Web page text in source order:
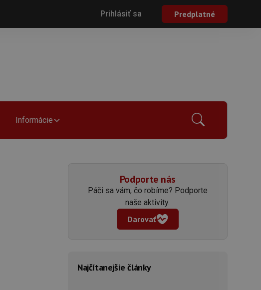
Prihlásiť sa Predplatné
Informácie
Podporte nás
Páči sa vám, čo robíme? Podporte
naše aktivity.
Darovať
Najčítanejšie články